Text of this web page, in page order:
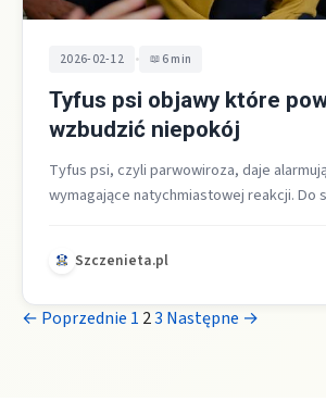
2026-02-12 • 6 min
Tyfus psi objawy które
wzbudzić niepokój
Tyfus psi, czyli parwowiroza, daje
wymagające natychmiastowej reakcji. Do
Szczenieta.pl
← Poprzednie 1 23 Następne →